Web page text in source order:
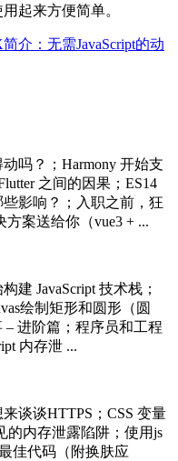
起来方便简单。
介：无需JavaScript的动
吗？；Harmony 开始支
之间的因果；ES14
影响？；入职之前，狂
案送给你（vue3 + ...
建 JavaScript 技术栈；
绘制矩形和圆形（圆
– 进阶篇；程序员和工程
内存泄 ...
谈谈HTTPS；CSS 变量
的内存泄露陷阱；使用js
佳代码（附换肤应